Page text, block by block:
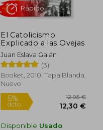
El Catolicismo
Explicado a las Ovejas
Juan Eslava Galán
(3)
Booket, 2010, Tapa Blanda,
Nuevo
Disponible Usado